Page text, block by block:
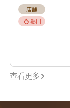
查看更多
店舖
熱門